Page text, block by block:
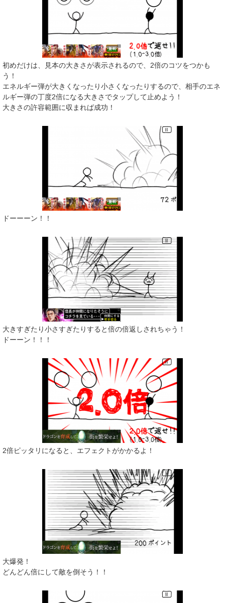
初めだけは、見本の大きさが表示されるので、2倍のコツをつかも
う！
エネルギー弾が大きくなったり小さくなったりするので、相手のエネ
ルギー弾の丁度2倍になる大きさでタップして止めよう！
大きさの許容範囲に収まれば成功！
ドーーーン！！
大きすぎたり小さすぎたりすると倍の倍返しされちゃう！
ドーーン！！！
2倍ピッタリになると、エフェクトがかかるよ！
大爆発！
どんどん倍にして敵を倒そう！！